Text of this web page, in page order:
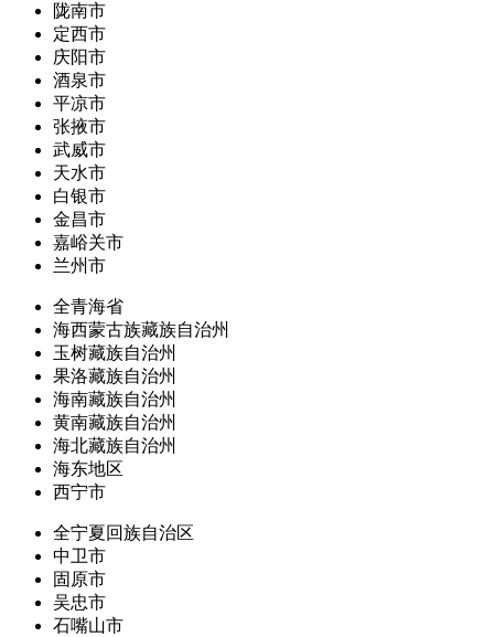
陇南市
定西市
庆阳市
酒泉市
平凉市
张掖市
武威市
天水市
白银市
金昌市
嘉峪关市
兰州市
全青海省
海西蒙古族藏族自治州
玉树藏族自治州
果洛藏族自治州
海南藏族自治州
黄南藏族自治州
海北藏族自治州
海东地区
西宁市
全宁夏回族自治区
中卫市
固原市
吴忠市
石嘴山市